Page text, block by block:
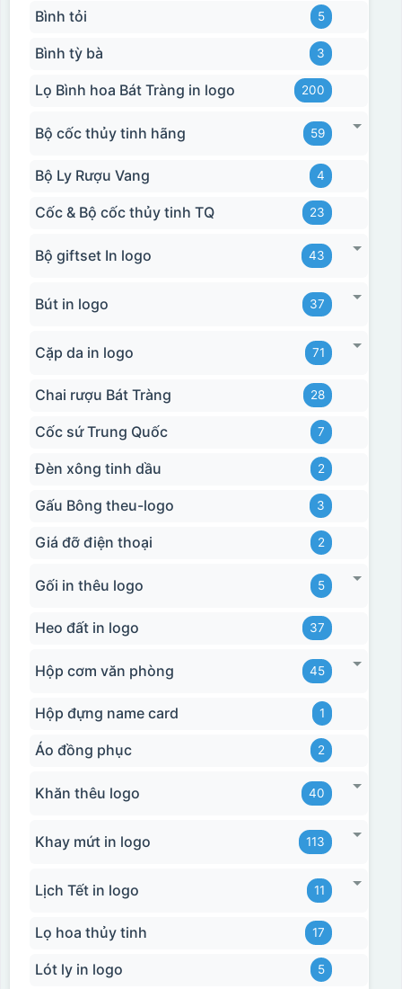
Bình tỏi 5
Bình tỳ bà 3
Lọ Bình hoa Bát Tràng in logo 200
Bộ cốc thủy tinh hãng 59
Bộ Ly Rượu Vang 4
Cốc & Bộ cốc thủy tinh TQ 23
Bộ giftset In logo 43
Bút in logo 37
Cặp da in logo 71
Chai rượu Bát Tràng 28
Cốc sứ Trung Quốc 7
Đèn xông tinh dầu 2
Gấu Bông theu-logo 3
Giá đỡ điện thoại 2
Gối in thêu logo 5
Heo đất in logo 37
Hộp cơm văn phòng 45
Hộp đựng name card 1
Áo đồng phục 2
Khăn thêu logo 40
Khay mứt in logo 113
Lịch Tết in logo 11
Lọ hoa thủy tinh 17
Lót ly in logo 5